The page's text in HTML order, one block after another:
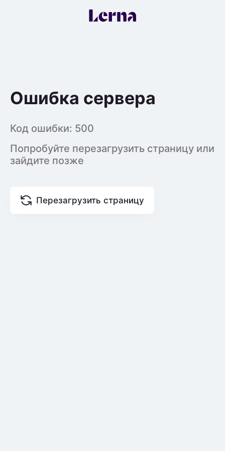
Ошибка сервера
Код ошибки: 500
Попробуйте перезагрузить страницу или
зайдите позже
Перезагрузить страницу